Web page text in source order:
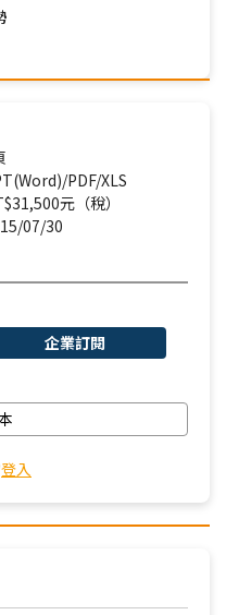
PDF/XLS
元（稅）
07/30
企業訂閱
登入